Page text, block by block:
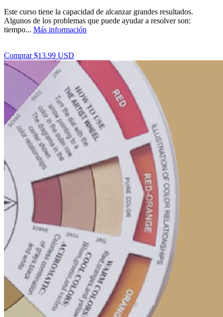
Este curso tiene la capacidad de alcanzar grandes resultados.
Algunos de los problemas que puede ayudar a resolver son:
tiempo... Más información
Comprar $13.99 USD